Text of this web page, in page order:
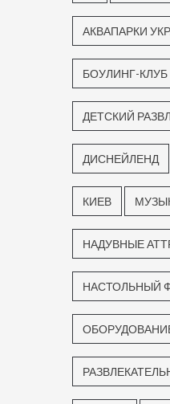
АКВАПАРКИ
БОУЛИНГ-КЛУБ
ДЕТСКИЙ
ДИСНЕЙЛЕНД
КИЕВ
НАДУВНЫЕ
НАСТОЛЬНЫЙ